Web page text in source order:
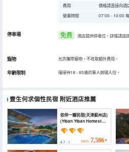
費用
價格請直接向酒
營業時間
07:00 - 10:00
停車場 免费 酒店提供停車位，詳情請諮
寵物 允許攜帶寵物，不收取額外費用。
年齡限制 僅接待18 - 85歲的客人辦理入住。
壹生何求個性民宿 附近酒店推薦
依伴一瓣民宿(天津薊州店)
(Yiban Yiban Homestay
(Tianjin Jizhou Branch))
4.7 / 5 HKD 7,586+